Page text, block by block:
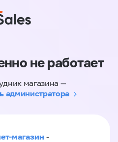
не работает
магазина —
администратора
магазин -